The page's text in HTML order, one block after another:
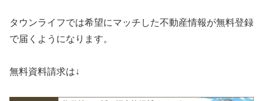
タウンライフでは希望にマッチした不動産情報が無料登録
で届くようになります。
無料資料請求は↓